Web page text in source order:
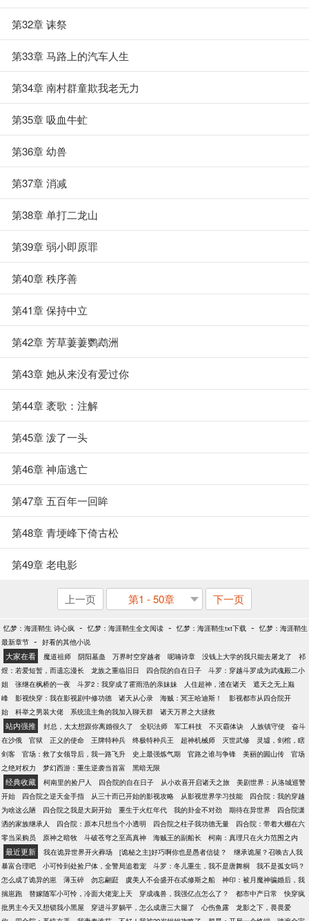
第32章 诔祭
第33章 马路上的汽车人生
第34章 南村群童欺我老无力
第35章 吸血牛虻
第36章 幼兽
第37章 消减
第38章 单打二龙山
第39章 弱小即原罪
第40章 秩序善
第41章 保持中立
第42章 芳草萋萋鹦鹉洲
第43章 她从来没有爱过你
第44章 袤歌：注解
第45章 泼了一头
第46章 神庙逃亡
第47章 五百年一回眸
第48章 青埂峰下倚古松
第49章 老电影
上一页 第1 - 50章 下一页
忆梦：海涯鞘生 诗心疯 - 忆梦：海涯鞘生全文阅读 - 忆梦：海涯鞘生txt下载 - 忆梦：海涯鞘生
最新章节 - 好看的其他小说
大家在看 魔道祖师 阴阳墓蛊 万界时空穿越者 呢喃诗章 没钱上大学的我只能去屠龙了
祁
煜：若爱短暂，而遗忘漫长
龙族之重临旧日 四合院的自在日子
斗罗：穿越斗罗成为武魂殿二小
姐
张继在枫桥的一夜 斗罗2：我穿成了霍雨浩的亲妹妹 人住超神，渣在诸天
遮天之无上巅
峰
影视快穿：我在影视剧中修功德 诸天从心录 海贼：冥王哈迪斯！
影视都市从四合院开
始
科举之男装大佬 系统流主角的我加入聊天群 诸天万界之大拯救
站内强推 封总，太太想跟你离婚很久了 全职法师 军工科技 不灭霸体诀 人族镇守使
奋斗
在沙俄
官狱 正义的使命 王牌特种兵 终极特种兵王 超神机械师 灭世武修
灵墟，剑棺，瞎
剑客
官场：救了女领导后，我一路飞升 史上最强炼气期 官路之谁与争锋 美丽的圌山传
官场
之绝对权力
梦幻西游：重生逆袭当首富 黑暗无限
经典收藏 柯南里的捡尸人 四合院的自在日子 从小欢喜开启诸天之旅
美剧世界：从洛城巡警
开始
四合院之逆天金手指 从三十而已开始的影视攻略 从影视世界学习技能
四合院：我的穿越
为啥这么陋
四合院之我是大厨开始 重生于火红年代 我的卦金不对劲 期待在异世界
四合院潇
洒的家族继承人
四合院：原本只想当个小透明 四合院之柱子我功德无量
四合院：带着大棚在六
零当采购员
原神之暗牧 斗破苍穹之至高真神 海贼王的副船长 柯南：真理只在火力范围之内
最近更新 我在诡异世界开火葬场 [诡秘之主]好巧啊你也是愚者信徒？
继承诡屋？召唤古人我
暴富合理吧
小可怜到处捡尸体，全警局追着宠 斗罗：冬儿重生，我不是唐舞桐
我不是孤女吗？
怎么成了诡异的崽
薄玉碎 勿忘翩跹 虞美人不会盛开在忒修斯之船
神印：被月魔神骗婚后，我
揣崽跑
替嫁随军小可怜，冷面大佬宠上天 穿成魂兽，我强亿点怎么了？ 都市中产日常
快穿疯
批男主今天又想锁我小黑屋
穿进斗罗躺平，怎么成唐三大腿了 心伤鱼露
龙影之下，畏畏爱